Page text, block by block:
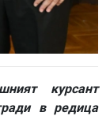
курсант
в редица